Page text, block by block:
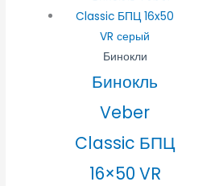
Бинокли
Бинокль
Veber
Classic БПЦ
16×50 VR